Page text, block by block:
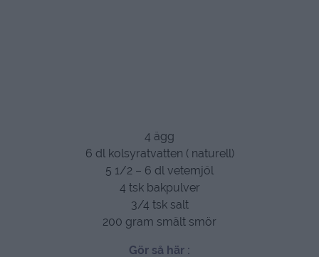
4 ägg
6 dl kolsyratvatten ( naturell)
5 1/2 – 6 dl vetemjöl
4 tsk bakpulver
3/4 tsk salt
200 gram smält smör
Gör så här :